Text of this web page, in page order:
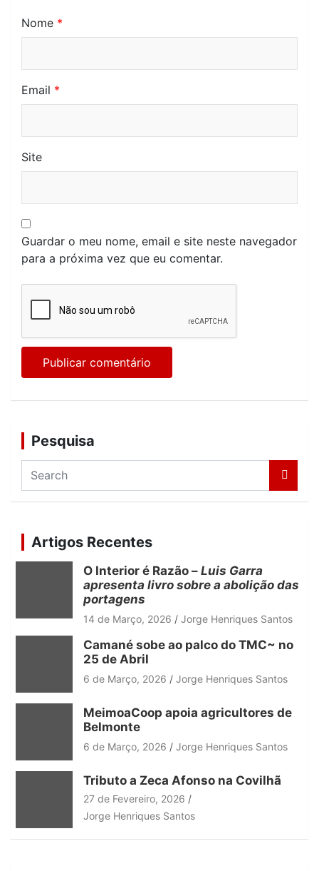
Nome *
Email *
Site
Guardar o meu nome, email e site neste navegador
para a próxima vez que eu comentar.
Pesquisa
a
c
h
Artigos Recentes
O Interior é Razão – Luis Garra
apresenta livro sobre a abolição das
portagens
14 de Março, 2026 Jorge Henriques Santos
Camané sobe ao palco do TMC~ no
25 de Abril
6 de Março, 2026 Jorge Henriques Santos
MeimoaCoop apoia agricultores de
Belmonte
6 de Março, 2026 Jorge Henriques Santos
Tributo a Zeca Afonso na Covilhã
27 de Fevereiro, 2026
Jorge Henriques Santos